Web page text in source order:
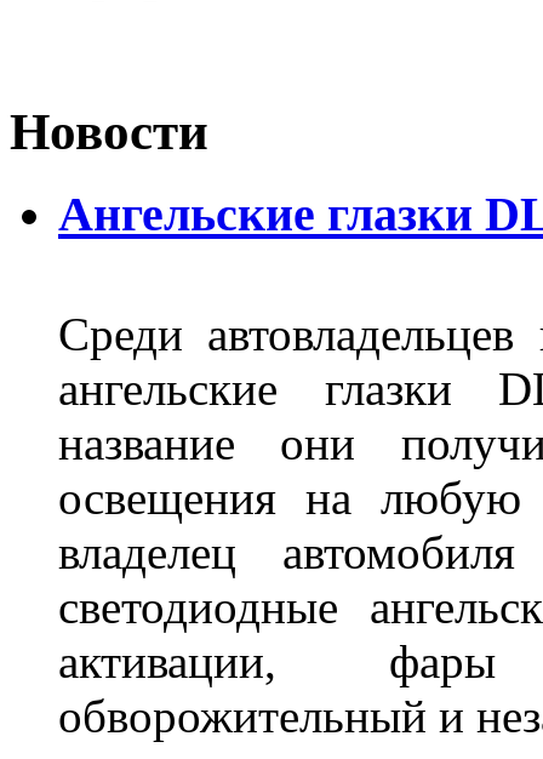
Новости
Ангельские глазки
Среди
ангельские глазки
название они
освещения на любую
владелец
светодиодные
активации, фары
обворожительный и